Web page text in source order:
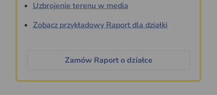
Uzbrojenie terenu w media
Zobacz przykładowy Raport dla działki
Zamów Raport o działce